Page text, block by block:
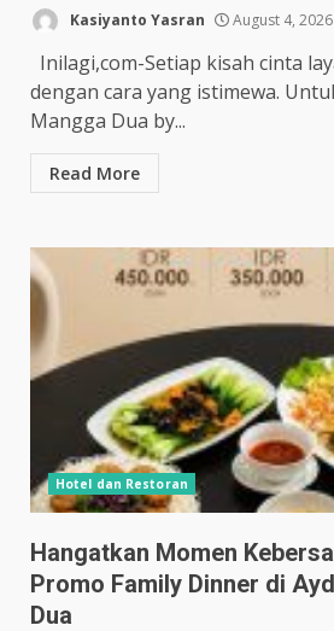
Kasiyanto Yasran August 4, 2026
Inilagi,com-Setiap kisah cinta
dengan cara yang istimewa.
Mangga Dua by...
Read More
Hotel dan Restoran
Hangatkan Momen
Promo Family Dinner di
Dua